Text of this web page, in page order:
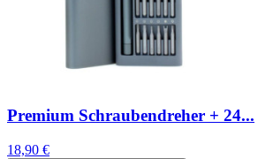
Premium Schraubendreher + 24...
18,90 €